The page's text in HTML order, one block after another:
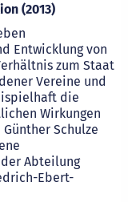
(2013)
Entwicklung von
zum Staat
Vereine und
die
Wirkungen
Schulze
Abteilung
Ebert-